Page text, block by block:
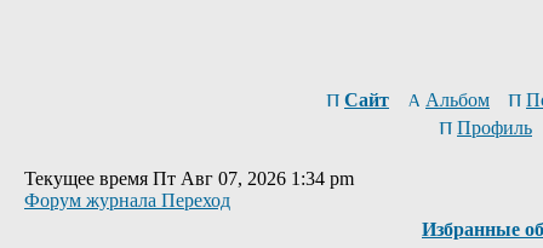
Сайт Альбом
Профиль
Текущее время Пт Авг 07, 2026 1:34 pm
Форум журнала Переход
Избранные